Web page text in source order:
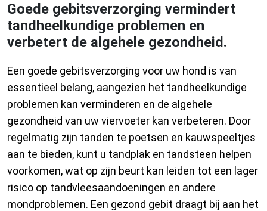
Goede gebitsverzorging vermindert
tandheelkundige problemen en
verbetert de algehele gezondheid.
Een goede gebitsverzorging voor uw hond is van
essentieel belang, aangezien het tandheelkundige
problemen kan verminderen en de algehele
gezondheid van uw viervoeter kan verbeteren. Door
regelmatig zijn tanden te poetsen en kauwspeeltjes
aan te bieden, kunt u tandplak en tandsteen helpen
voorkomen, wat op zijn beurt kan leiden tot een lager
risico op tandvleesaandoeningen en andere
mondproblemen. Een gezond gebit draagt bij aan het